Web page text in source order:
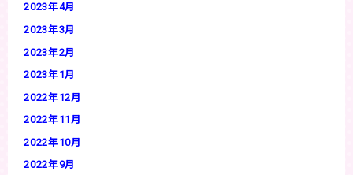
2023年4月
2023年3月
2023年2月
2023年1月
2022年12月
2022年11月
2022年10月
2022年9月